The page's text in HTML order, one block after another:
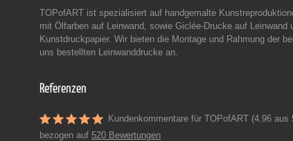
TOPofART ist spezialisiert auf handgemalte
mit Ölfarben auf Leinwand, sowie Giclée-Drucke auf Leinwand
Kunstdruckpapier. Wir bieten die Montage und Rahmung der bei
uns bestellten Leinwanddrucke an.
Referenzen
Kundenkommentare für TOPofART (4.96 aus
bezogen auf 520 Bewertungen